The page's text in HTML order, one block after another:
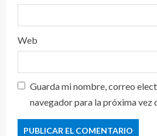
Web
Guarda mi nombre, correo
navegador para la próxima vez